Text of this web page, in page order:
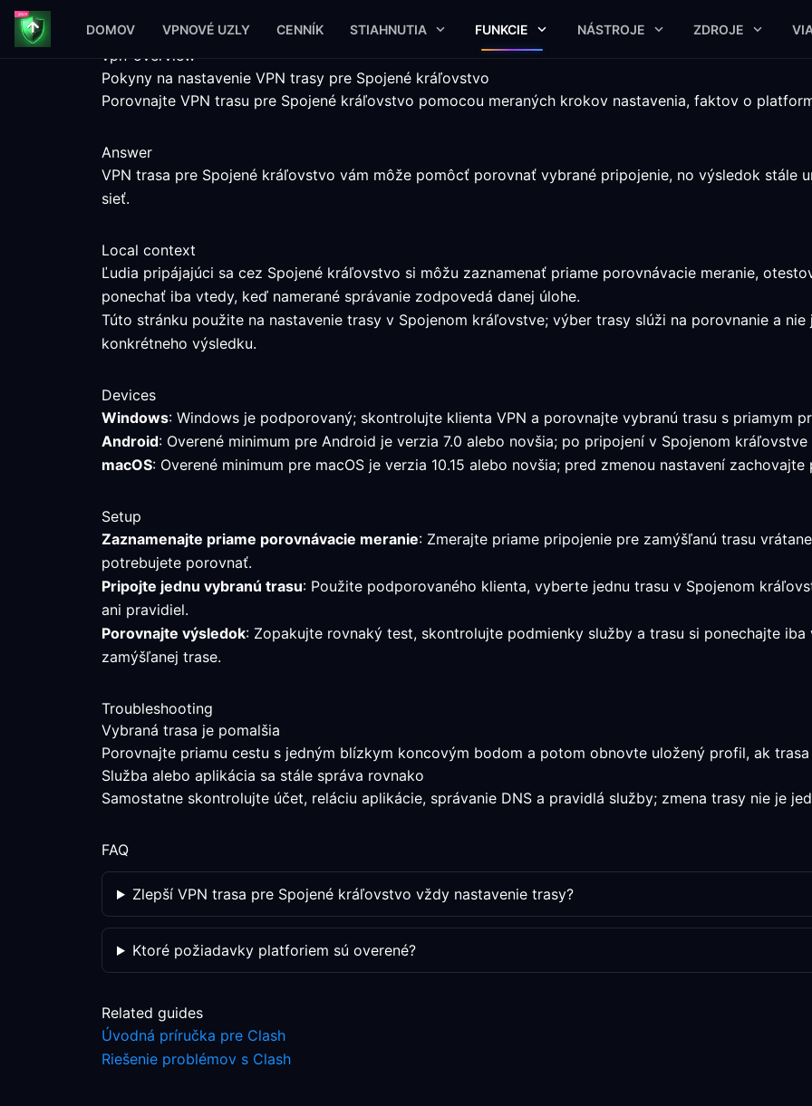
DOMOV VPNOVÉ UZLY CENNÍK STIAHNUTIA FUNKCIE NÁSTROJE ZDROJE
vpn-overview
Pokyny na nastavenie VPN trasy pre Spojené kráľovstvo
Porovnajte VPN trasu pre Spojené kráľovstvo pomocou meraných krokov nastavenia, faktov o
Answer
VPN trasa pre Spojené kráľovstvo vám môže pomôcť porovnať vybrané pripojenie, no výsledok stále
sieť.
Local context
Ľudia pripájajúci sa cez Spojené kráľovstvo si môžu zaznamenať priame porovnávacie meranie,
ponechať iba vtedy, keď namerané správanie zodpovedá danej úlohe.
Túto stránku použite na nastavenie trasy v Spojenom kráľovstve; výber trasy slúži na porovnanie a
konkrétneho výsledku.
Devices
Windows: Windows je podporovaný; skontrolujte klienta VPN a porovnajte vybranú trasu s priamym
Android: Overené minimum pre Android je verzia 7.0 alebo novšia; po pripojení v Spojenom
macOS: Overené minimum pre macOS je verzia 10.15 alebo novšia; pred zmenou nastavení
Setup
Zaznamenajte priame porovnávacie meranie: Zmerajte priame pripojenie pre zamýšľanú trasu
potrebujete porovnať.
Pripojte jednu vybranú trasu: Použite podporovaného klienta, vyberte jednu trasu v Spojenom
ani pravidiel.
Porovnajte výsledok: Zopakujte rovnaký test, skontrolujte podmienky služby a trasu si ponechajte
zamýšľanej trase.
Troubleshooting
Vybraná trasa je pomalšia
Porovnajte priamu cestu s jedným blízkym koncovým bodom a potom obnovte uložený profil, ak
Služba alebo aplikácia sa stále správa rovnako
Samostatne skontrolujte účet, reláciu aplikácie, správanie DNS a pravidlá služby; zmena trasy nie je
FAQ
Zlepší VPN trasa pre Spojené kráľovstvo vždy nastavenie trasy?
Ktoré požiadavky platforiem sú overené?
Related guides
Úvodná príručka pre Clash
Riešenie problémov s Clash